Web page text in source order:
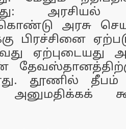
அரசு
பிரச்சினை
ஏற்புடையது
தூணில் தீபம்